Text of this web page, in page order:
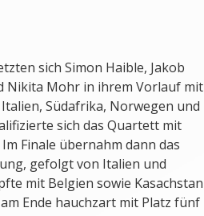
sich Simon Haible, Jakob
Nikita Mohr in ihrem Vorlauf mit
Südafrika, Norwegen und
sich das Quartett mit
Finale übernahm dann das
gefolgt von Italien und
mit Belgien sowie Kasachstan
Ende hauchzart mit Platz fünf